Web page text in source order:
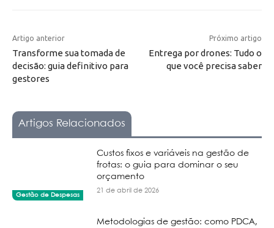
Artigo anterior
Transforme sua tomada de
decisão: guia definitivo para
gestores
Próximo artigo
Entrega por drones: Tudo o
que você precisa saber
Artigos Relacionados
Gestão de Despesas
Custos fixos e variáveis na gestão de
frotas: o guia para dominar o seu
orçamento
21 de abril de 2026
Metodologias de gestão: como PDCA,